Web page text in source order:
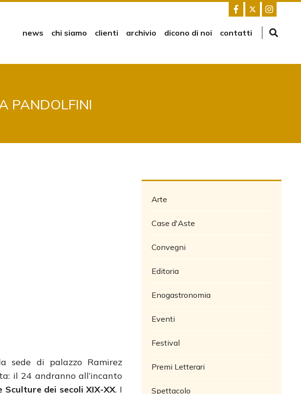
news chi siamo clienti archivio dicono di noi contatti
PANDOLFINI
sede di palazzo Ramirez
il 24 andranno all’incanto
Sculture dei secoli XIX-XX. I
Arte
Case d'Aste
Convegni
Editoria
Enogastronomia
Eventi
Festival
Premi Letterari
Spettacolo